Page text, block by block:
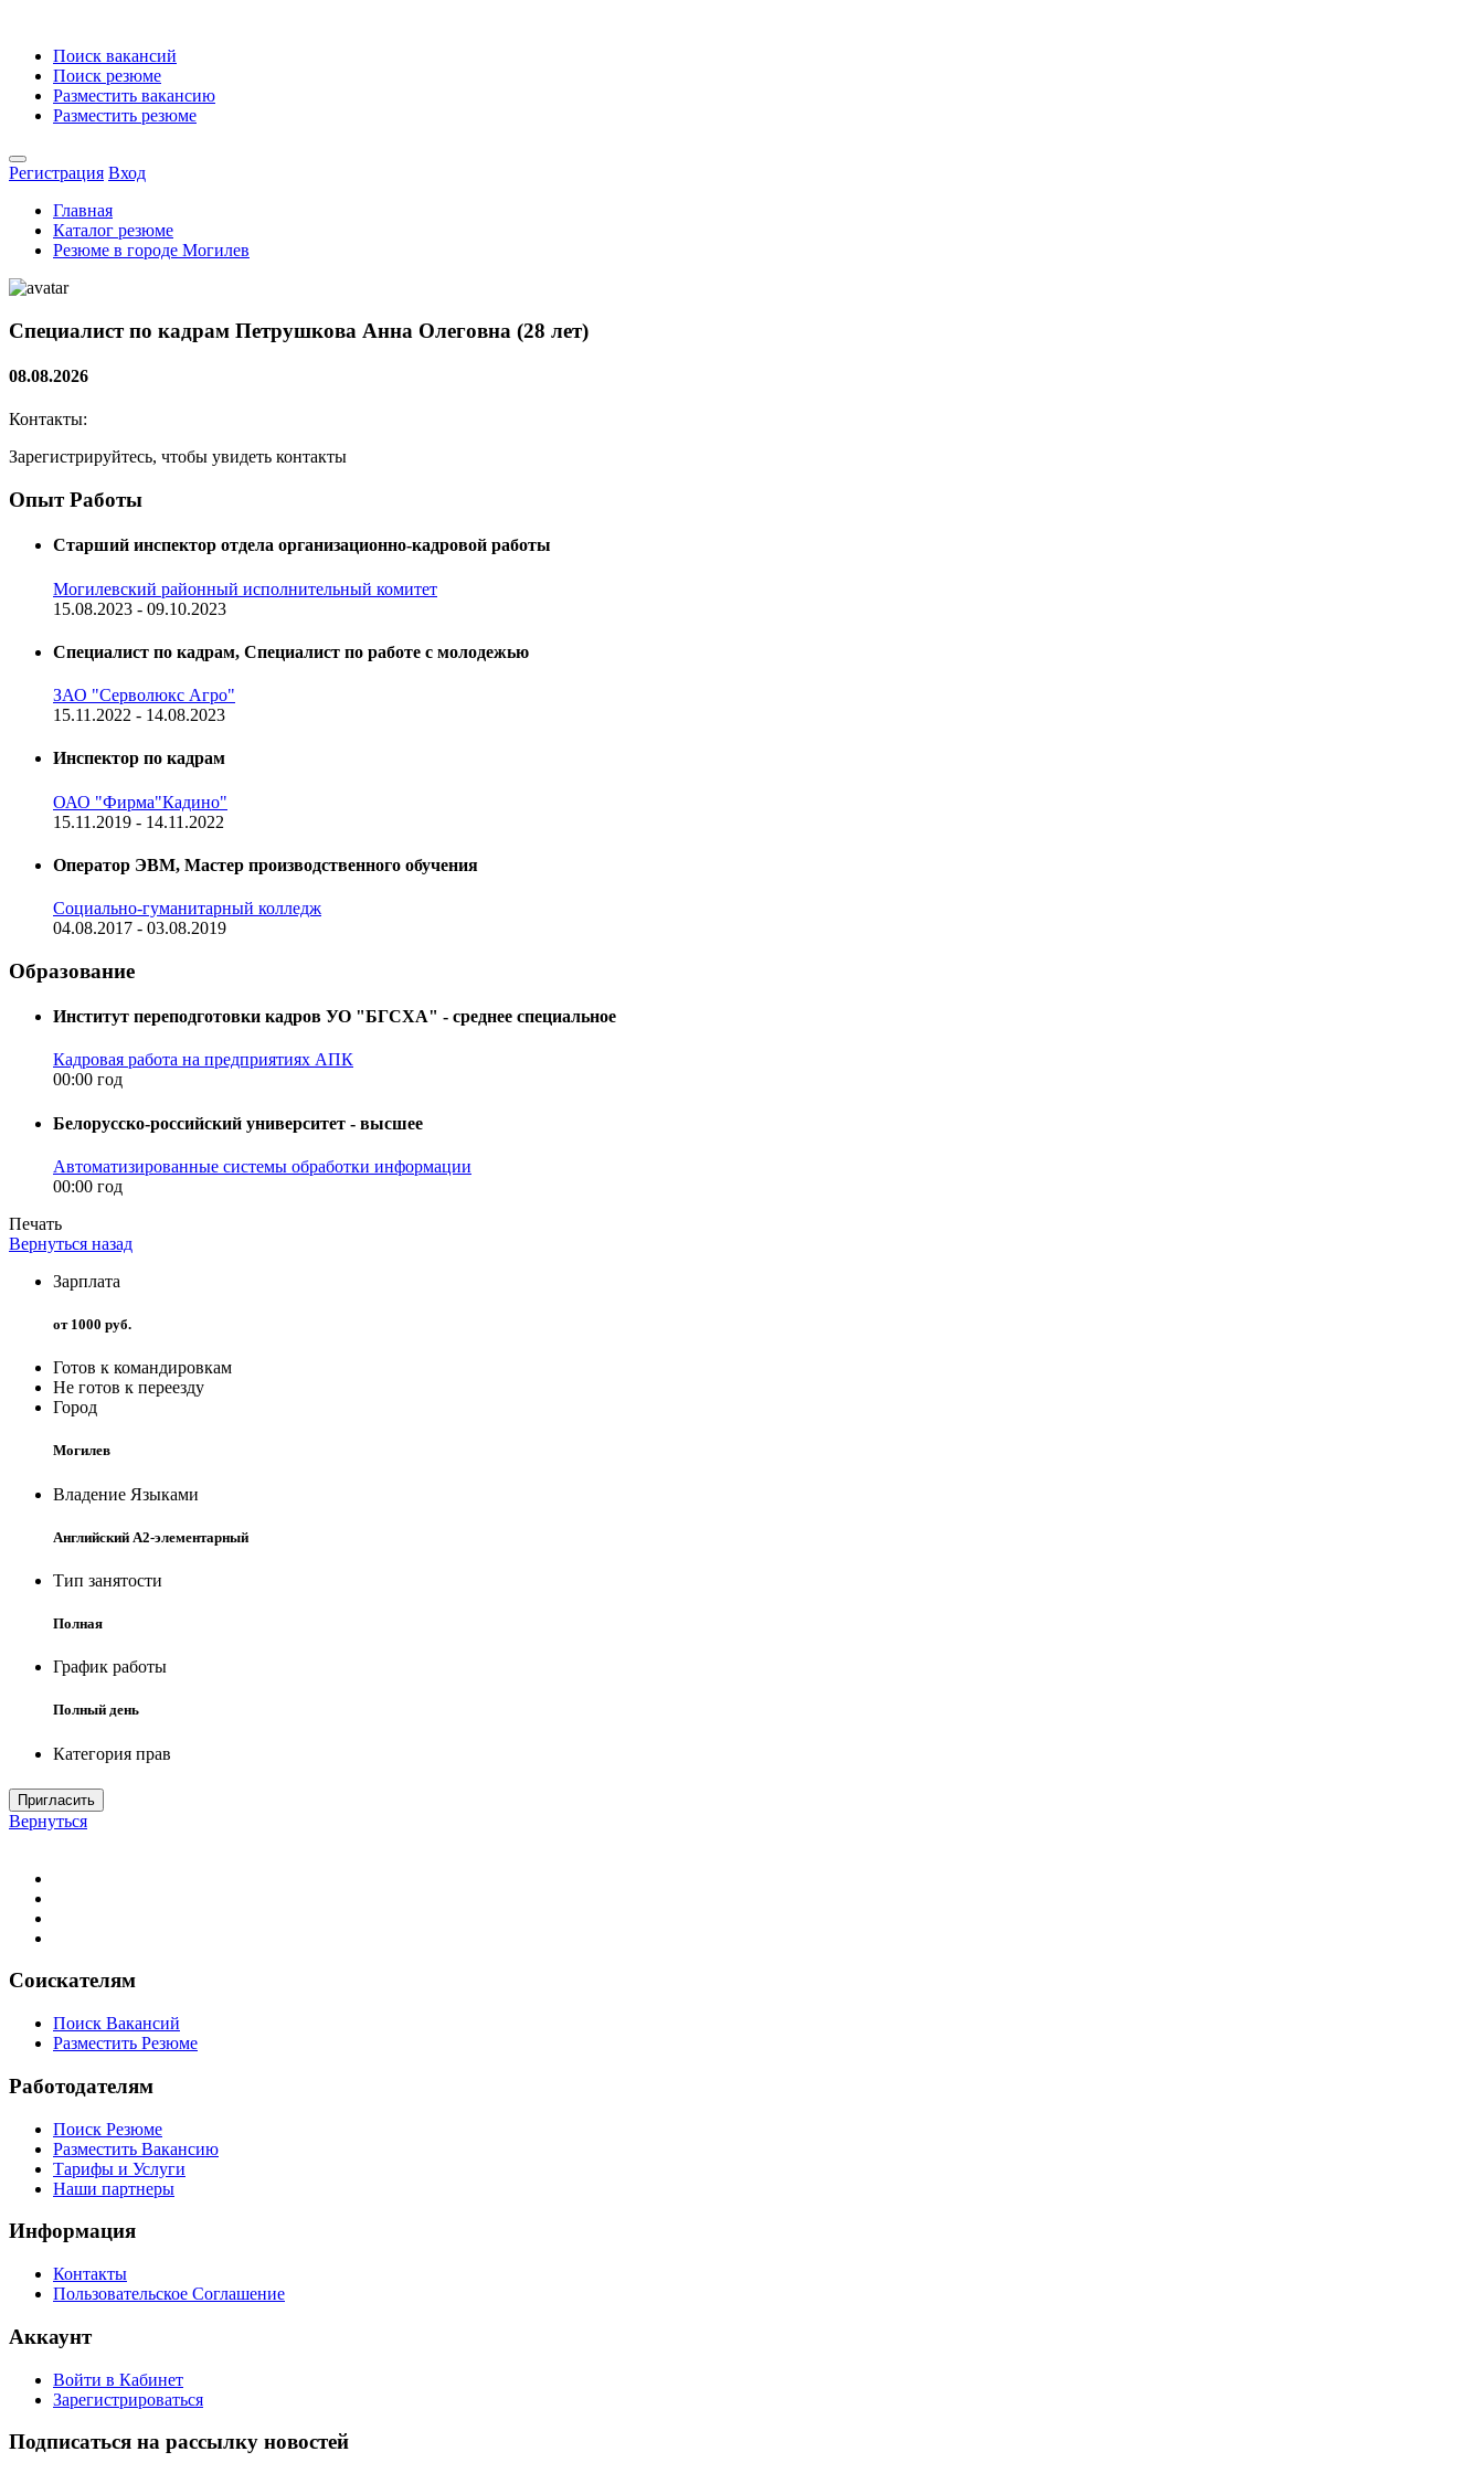
Поиск вакансий
Поиск резюме
Разместить вакансию
Разместить резюме
Регистрация Вход
Главная
Каталог резюме
Резюме в городе Могилев
Специалист по кадрам Петрушкова Анна Олеговна (28 лет)
08.08.2026
Контакты:
Зарегистрируйтесь, чтобы увидеть контакты
Опыт Работы
Старший инспектор отдела организационно-кадровой работы
Могилевский районный исполнительный комитет
15.08.2023 - 09.10.2023
Специалист по кадрам, Специалист по работе с молодежью
ЗАО "Серволюкс Агро"
15.11.2022 - 14.08.2023
Инспектор по кадрам
ОАО "Фирма"Кадино"
15.11.2019 - 14.11.2022
Оператор ЭВМ, Мастер производственного обучения
Социально-гуманитарный колледж
04.08.2017 - 03.08.2019
Образование
Институт переподготовки кадров УО "БГСХА" - среднее специальное
Кадровая работа на предприятиях АПК
00:00 год
Белорусско-российский университет - высшее
Автоматизированные системы обработки информации
00:00 год
Печать
Вернуться назад
Зарплата
от 1000 руб.
Готов к командировкам
Не готов к переезду
Город
Могилев
Владение Языками
Английский A2-элементарный
Тип занятости
Полная
График работы
Полный день
Категория прав
Пригласить
Вернуться
Соискателям
Поиск Вакансий
Разместить Резюме
Работодателям
Поиск Резюме
Разместить Вакансию
Тарифы и Услуги
Наши партнеры
Информация
Контакты
Пользовательское Соглашение
Аккаунт
Войти в Кабинет
Зарегистрироваться
Подписаться на рассылку новостей